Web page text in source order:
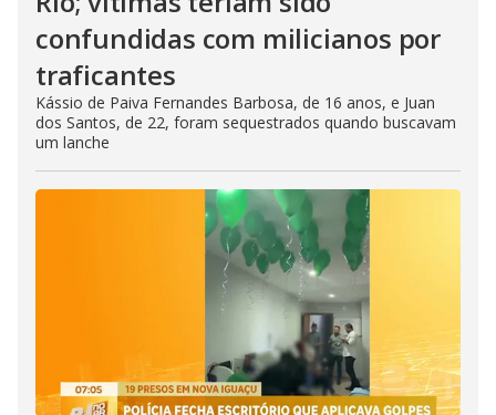
confundidas com milicianos por
traficantes
Kássio de Paiva Fernandes Barbosa, de 16 anos, e Juan
dos Santos, de 22, foram sequestrados quando buscavam
um lanche